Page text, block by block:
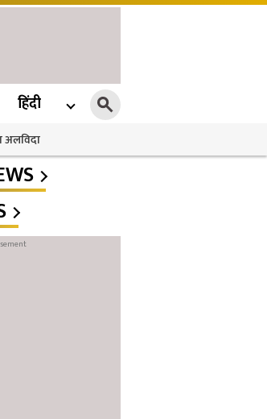
हिंदी
अलविदा